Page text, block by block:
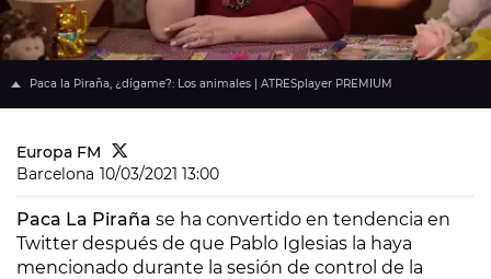
Paca la Piraña, ¿dígame?: Los animales | ATRESplayer PREMIUM
Europa FM
Barcelona 10/03/2021 13:00
Paca La Piraña se ha convertido en tendencia en
Twitter después de que Pablo Iglesias la haya
mencionado durante la sesión de control de la